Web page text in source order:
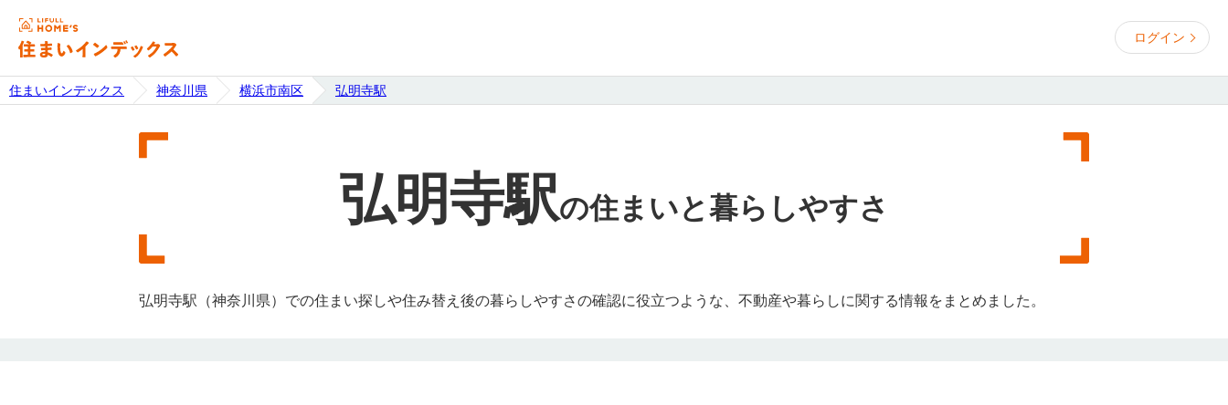
ログイン
住まいインデックス 神奈川県 横浜市南区 弘明寺駅
弘明寺駅の住まいと暮らしやすさ
弘明寺駅（神奈川県）での住まい探しや住み替え後の暮らしやすさの確認に役立つような、不動産や暮らしに関する情報をまとめました。